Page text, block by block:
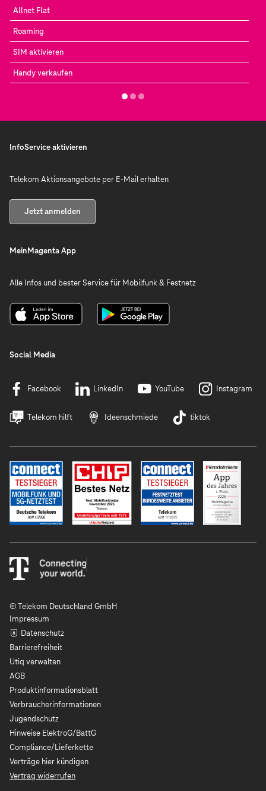
Allnet Flat
Roaming
SIM aktivieren
Handy verkaufen
InfoService aktivieren
Telekom Aktionsangebote per E-Mail erhalten
Jetzt anmelden
MeinMagenta App
Alle Infos und bester Service für Mobilfunk & Festnetz
Social Media
Facebook LinkedIn YouTube Instagram
Telekom hilft Ideenschmiede tiktok
© Telekom Deutschland GmbH
Impressum
Datenschutz
Barrierefreiheit
Utiq verwalten
AGB
Produktinformationsblatt
Verbraucherinformationen
Jugendschutz
Hinweise ElektroG/BattG
Compliance/Lieferkette
Verträge hier kündigen
Vertrag widerrufen